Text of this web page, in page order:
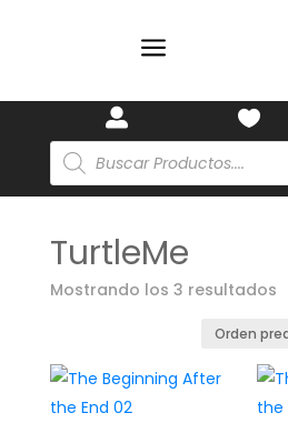
a
 
Búsqueda
de
productos
TurtleMe
Mostrando los 3 resultados